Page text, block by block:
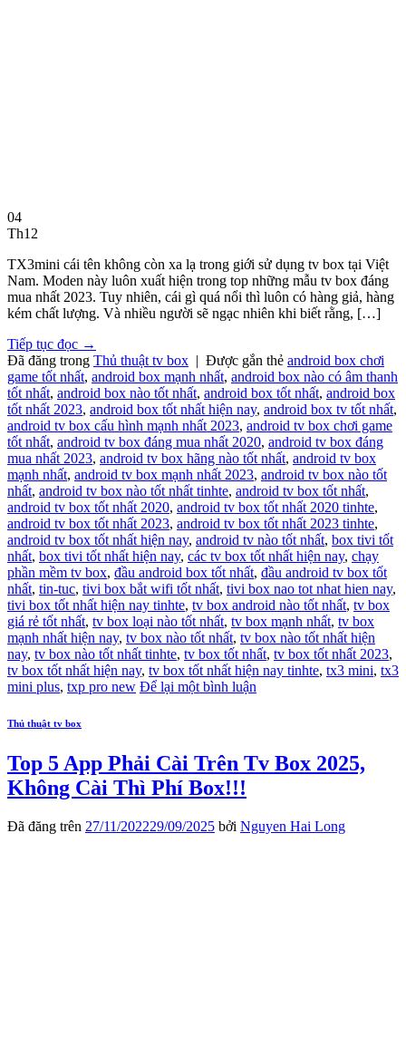
04
Th12
TX3mini cái tên không còn xa lạ trong giới sử dụng tv box tại Việt
Nam. Moden này luôn xuất hiện trong top những mẫu tv box đáng
mua nhất 2023. Tuy nhiên, cái gì quá nổi thì luôn có hàng giả, hàng
kém chất lượng. Và nhiều người sẽ ngạc nhiên khi biết rằng, […]
Tiếp tục đọc →
Đã đăng trong Thủ thuật tv box | Được gắn thẻ android box chơi
game tốt nhất, android box mạnh nhất, android box nào có âm thanh
tốt nhất, android box nào tốt nhất, android box tốt nhất, android box
tốt nhất 2023, android box tốt nhất hiện nay, android box tv tốt nhất,
android tv box cấu hình mạnh nhất 2023, android tv box chơi game
tốt nhất, android tv box đáng mua nhất 2020, android tv box đáng
mua nhất 2023, android tv box hãng nào tốt nhất, android tv box
mạnh nhất, android tv box mạnh nhất 2023, android tv box nào tốt
nhất, android tv box nào tốt nhất tinhte, android tv box tốt nhất,
android tv box tốt nhất 2020, android tv box tốt nhất 2020 tinhte,
android tv box tốt nhất 2023, android tv box tốt nhất 2023 tinhte,
android tv box tốt nhất hiện nay, android tv nào tốt nhất, box tivi tốt
nhất, box tivi tốt nhất hiện nay, các tv box tốt nhất hiện nay, chạy
phần mềm tv box, đầu android box tốt nhất, đầu android tv box tốt
nhất, tin-tuc, tivi box bắt wifi tốt nhất, tivi box nao tot nhat hien nay,
tivi box tốt nhất hiện nay tinhte, tv box android nào tốt nhất, tv box
giá rẻ tốt nhất, tv box loại nào tốt nhất, tv box mạnh nhất, tv box
mạnh nhất hiện nay, tv box nào tốt nhất, tv box nào tốt nhất hiện
nay, tv box nào tốt nhất tinhte, tv box tốt nhất, tv box tốt nhất 2023,
tv box tốt nhất hiện nay, tv box tốt nhất hiện nay tinhte, tx3 mini, tx3
mini plus, txp pro new Để lại một bình luận
Thủ thuật tv box
Top 5 App Phải Cài Trên Tv Box 2025,
Không Cài Thì Phí Box!!!
Đã đăng trên 27/11/202229/09/2025 bởi Nguyen Hai Long